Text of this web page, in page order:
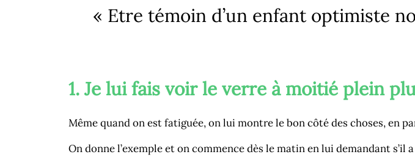
« Etre témoin d’un enfant optimiste
1. Je lui fais voir le verre à moitié plein
Même quand on est fatiguée, on lui montre le bon côté des choses, en
On donne l’exemple et on commence dès le matin en lui demandant